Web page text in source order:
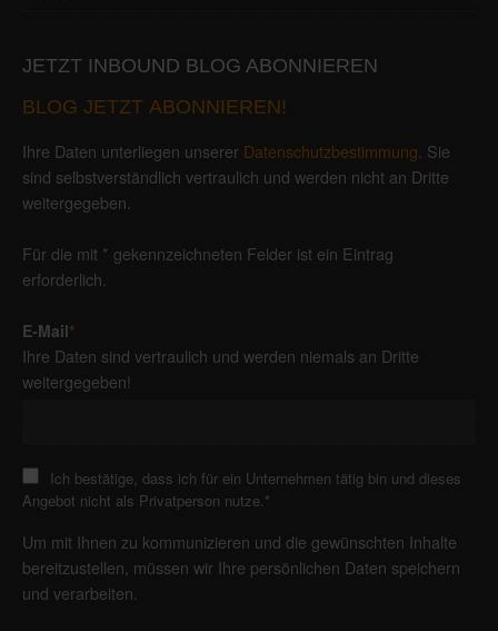
JETZT INBOUND BLOG ABONNIEREN
BLOG JETZT ABONNIEREN!
Ihre Daten unterliegen unserer Datenschutzbestimmung . Sie
sind selbstverständlich vertraulich und werden nicht an Dritte
weitergegeben.
Für die mit * gekennzeichneten Felder ist ein Eintrag
erforderlich.
E-Mail*
Ihre Daten sind vertraulich und werden niemals an Dritte
weitergegeben!
Ich bestätige, dass ich für ein Unternehmen tätig bin und dieses
Angebot nicht als Privatperson nutze.*
Um mit Ihnen zu kommunizieren und die gewünschten Inhalte
bereitzustellen, müssen wir Ihre persönlichen Daten speichern
und verarbeiten.